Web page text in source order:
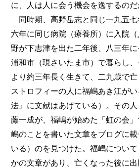
に、人は人に会う機会を逸するのだ
同時期、高野岳志と同じ一九五
六年に同じ病院（療養所）に入院
野が下志津を出た二年後、八三年
浦和市（現さいたま市）で暮らし
より約三年長く生きて、二九歳で
ストロフィーの人に福嶋あき江が
法』に文献はあげている）。その
藤一成が、福嶋が始めた「虹の会
嶋のことを書いた文章をブログに
いる）のを見つけた。福嶋につい
かの文章があり、亡くなった後に